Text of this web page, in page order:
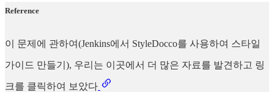
Reference
이 문제에 관하여(Jenkins에서 StyleDocco를 사용하여 스타일
가이드 만들기), 우리는 이곳에서 더 많은 자료를 발견하고 링
크를 클릭하여 보았다